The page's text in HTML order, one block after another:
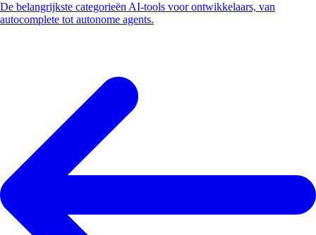
De belangrijkste categorieën AI-tools voor ontwikkelaars, van
autocomplete tot autonome agents.